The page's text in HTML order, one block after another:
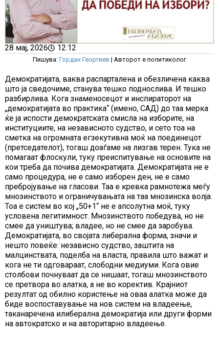
28 мај, 2026 12:12
Пишува: Гордан Георгиев | Авторот е политиколог
Демократијата, ваква распарталена и обезличена каква
што ја сведочиме, станува тешко поднослива. И тешко
разбирлива. Кога знаменосецот и инспираторот на
„демократијата во практика“ (имено, САД) до таа мерка
ќе ја испости демократската смисла на изборите, на
институциите, на независното судство, и сето тоа на
сметка на огромната егзекутивна моќ на поединецот
(претседателот), тогаш доаѓаме на лизгав терен. Тука не
помагаат флоскули, туку преиспитување на основите на
кои треба да почива демократијата. Демократијата не е
само процедура, не е само изборен ден, не е само
пребројување на гласови. Таа е кревка рамнотежа меѓу
мнозинството и ограничувањата на таа мнозинска волја.
Тоа е систем во кој „50+1“ не е апсолутна моќ, туку
условена легитимност. Мнозинството победува, но не
смее да уништува; владее, но не смее да заробува.
Демократијата, во својата либерална форма, значи и
нешто повеќе: независно судство, заштита на
малцинствата, поделба на власта, правила што важат и
кога не ти одговараат, слободни медиуми. Кога овие
столбови почнуваат да се нишаат, тогаш мнозинството
се претвора во алатка, а не во коректив. Крајниот
резултат од обилно користење на оваа алатка може да
биде воспоставување на нов систем на владеење,
таканаречена илиберална демократија или други форми
на автократско и на авторитарно владеење.